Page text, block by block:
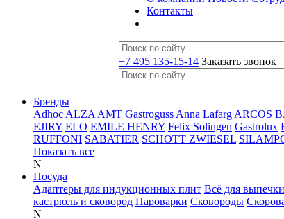
Контакты
+7 495 135-15-14 Заказать звонок
Бренды
Adhoc ALZA AMT Gastroguss Anna Lafarg ARCOS
EJIRY ELO EMILE HENRY Felix Solingen Gastrolux
RUFFONI SABATIER SCHOTT ZWIESEL
Показать все
N
Посуда
Адаптеры для индукционных плит Всё для
кастрюль и сковород Пароварки Сковороды
N